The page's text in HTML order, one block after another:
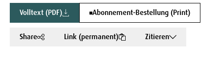
Volltext (PDF) Abonnement-Bestellung (Print)
Share Link (permanent) Zitieren